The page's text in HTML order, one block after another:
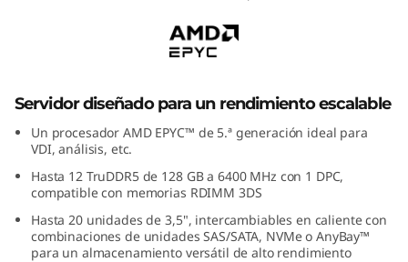
Servidor diseñado para un rendimiento escalable
Un procesador AMD EPYC™ de 5.ª generación ideal para
VDI, análisis, etc.
Hasta 12 TruDDR5 de 128 GB a 6400 MHz con 1 DPC,
compatible con memorias RDIMM 3DS
Hasta 20 unidades de 3,5", intercambiables en caliente con
combinaciones de unidades SAS/SATA, NVMe o AnyBay™
para un almacenamiento versátil de alto rendimiento